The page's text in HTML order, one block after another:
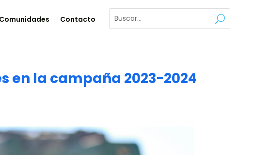
Comunidades Contacto
en la campaña 2023-2024